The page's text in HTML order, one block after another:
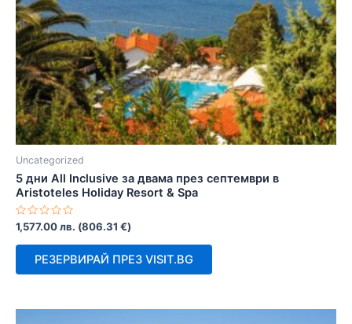
Uncategorized
5 дни All Inclusive за двама през септември в
Aristoteles Holiday Resort & Spa
Оценено
с
0
1,577.00лв. (806.31 €)
РЕЗЕРВИРАЙ ПРЕЗ VISIT.BG